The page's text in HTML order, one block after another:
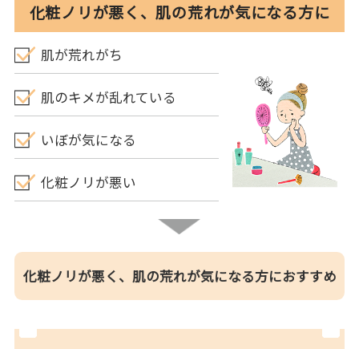
化粧ノリが悪く、肌の荒れが気になる方に
肌が荒れがち
肌のキメが乱れている
いぼが気になる
化粧ノリが悪い
化粧ノリが悪く、肌の荒れが気になる方におすすめ